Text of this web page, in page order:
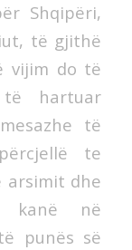
Shqipëri,
të gjithë
vijim do të
hartuar
të
te
arsimit dhe
në
punës së